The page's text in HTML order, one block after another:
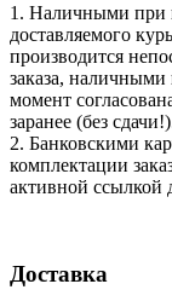
1. Наличными при
доставляемого
производится
заказа, наличными
момент
заранее (без
2. Банковскими
комплектации
активной ссылкой
Доставка